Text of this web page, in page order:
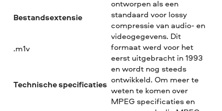
Bestandsextensie
.m1v
Technische specificaties
ontworpen als een
standaard voor lossy
compressie van audio- en
videogegevens. Dit
formaat werd voor het
eerst uitgebracht in 1993
en wordt nog steeds
ontwikkeld. Om meer te
weten te komen over
MPEG specificaties en